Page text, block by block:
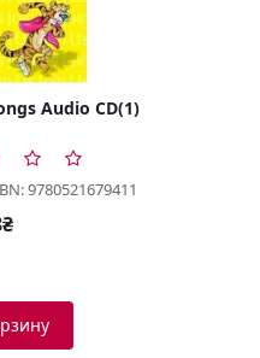
Audio CD(1)
9780521679411